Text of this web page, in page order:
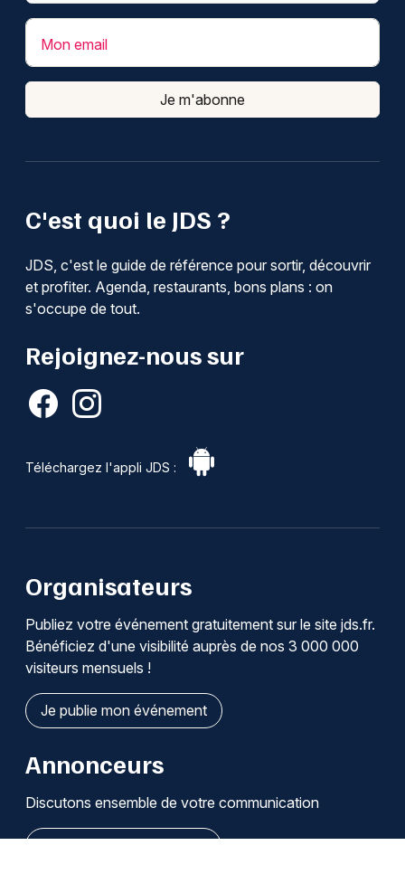
C'est quoi le JDS ?
JDS, c'est le guide de référence pour sortir, découvrir
et profiter. Agenda, restaurants, bons plans : on
s'occupe de tout.
Rejoignez-nous sur
Téléchargez l'appli JDS :
Mon email
Je m'abonne
Organisateurs
Publiez votre événement gratuitement sur le site jds.fr.
Bénéficiez d'une visibilité auprès de nos 3 000 000
visiteurs mensuels !
Je publie mon événement
Annonceurs
Discutons ensemble de votre communication